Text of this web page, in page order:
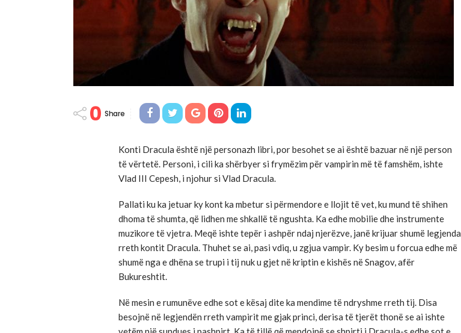
0 Share
Konti Dracula është një personazh libri, por besohet se ai është bazuar në një person
të vërtetë. Personi, i cili ka shërbyer si frymëzim për vampirin më të famshëm, ishte
Vlad III Cepesh, i njohur si Vlad Dracula.
Pallati ku ka jetuar ky kont ka mbetur si përmendore e llojit të vet, ku mund të shihen
dhoma të shumta, që lidhen me shkallë të ngushta. Ka edhe mobilie dhe instrumente
muzikore të vjetra. Meqë ishte tepër i ashpër ndaj njerëzve, janë krijuar shumë legjenda
rreth kontit Dracula. Thuhet se ai, pasi vdiq, u zgjua vampir. Ky besim u forcua edhe më
shumë nga e dhëna se trupi i tij nuk u gjet në kriptin e kishës në Snagov, afër
Bukureshtit.
Në mesin e rumunëve edhe sot e kësaj dite ka mendime të ndryshme rreth tij. Disa
besojnë në legjendën rreth vampirit me gjak princi, derisa të tjerët thonë se ai ishte